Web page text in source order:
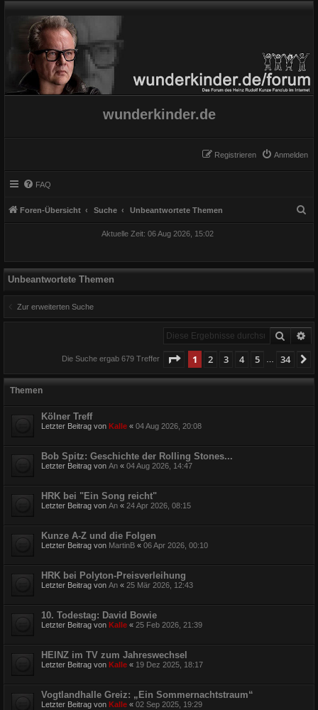
wunderkinder.de
Anmelden
Registrieren
FAQ
Foren-Übersicht Suche Unbeantwortete Themen
Aktuelle Zeit: 06 Aug 2026, 15:02
Unbeantwortete Themen
Zur erweiterten Suche
Suche
Die Suche ergab 679 Treffer Seite 1von 34
1 2 3 4 5 34
Themen
Kölner Treff
Letzter Beitrag von Kalle « 04 Aug 2026, 20:08
Bob Spitz: Geschichte der Rolling Stones...
Letzter Beitrag von An « 04 Aug 2026, 14:47
HRK bei "Ein Song reicht"
Letzter Beitrag von An « 24 Apr 2026, 08:15
Kunze A-Z und die Folgen
Letzter Beitrag von MartinB « 06 Apr 2026, 00:10
HRK bei Polyton-Preisverleihung
Letzter Beitrag von An « 25 Mär 2026, 12:43
10. Todestag: David Bowie
Letzter Beitrag von Kalle « 25 Feb 2026, 21:39
HEINZ im TV zum Jahreswechsel
Letzter Beitrag von Kalle « 19 Dez 2025, 18:17
Vogtlandhalle Greiz: „Ein Sommernachtstraum“
Letzter Beitrag von Kalle « 02 Sep 2025, 19:29